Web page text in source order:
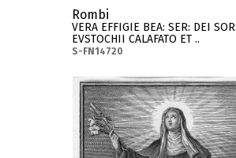
Rombi
VERA EFFIGIE BEA: SER: DEI SOR:
EVSTOCHII CALAFATO ET ..
S-FN14720